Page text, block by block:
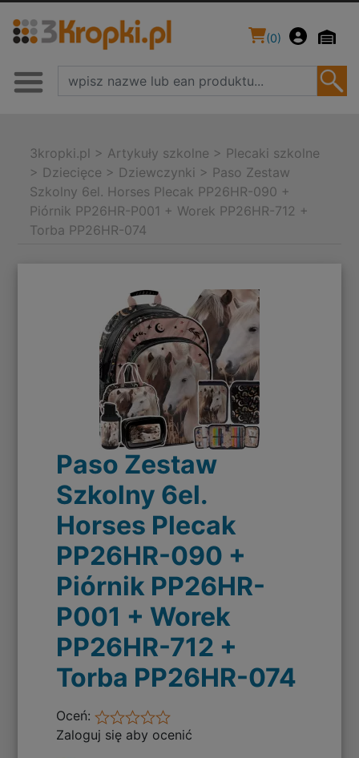
(0)
3kropki.pl > Artykuły szkolne > Plecaki szkolne
> Dziecięce > Dziewczynki > Paso Zestaw
Szkolny 6el. Horses Plecak PP26HR-090 +
Piórnik PP26HR-P001 + Worek PP26HR-712 +
Torba PP26HR-074
Paso Zestaw
Szkolny 6el.
Horses Plecak
PP26HR-090 +
Piórnik PP26HR-
P001 + Worek
PP26HR-712 +
Torba PP26HR-074
Oceń:
Zaloguj się aby ocenić